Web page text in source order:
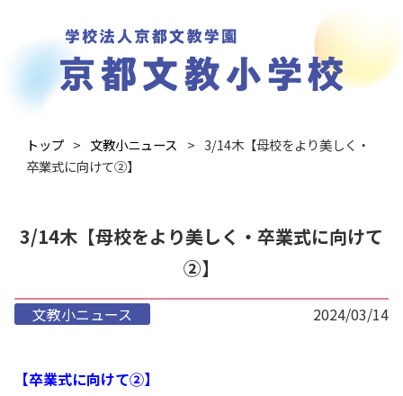
トップ 文教小ニュース
3/14木【母校をより美しく・
卒業式に向けて②】
3/14木【母校をより美しく・卒業式に向けて
②】
文教小ニュース 2024/03/14
【卒業式に向けて②】